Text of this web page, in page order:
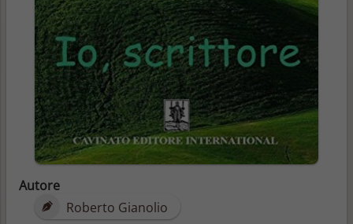
Autore
Roberto Gianolio